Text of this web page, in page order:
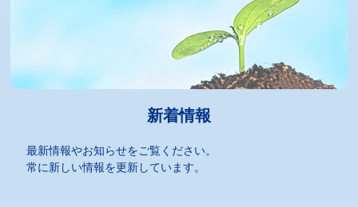
新着情報
最新情報やお知らせをご覧ください。
常に新しい情報を更新しています。